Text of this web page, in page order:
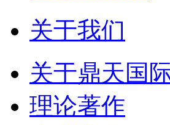
关于我们
关于鼎天国
理论著作